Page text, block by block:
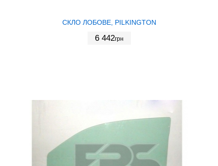
СКЛО ЛОБОВЕ, PILKINGTON
6 442грн